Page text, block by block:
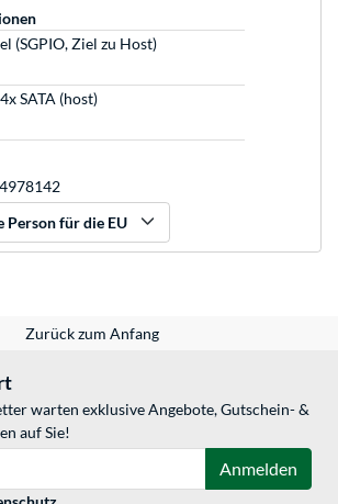
(SGPIO, Ziel zu Host)
SATA (host)
für die EU
Zurück zum Anfang
warten exklusive Angebote, Gutschein- &
auf Sie!
Anmelden